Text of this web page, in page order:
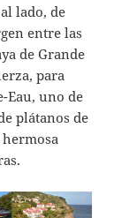
lado, de
entre las
de Grande
para
Eau, uno de
plátanos de